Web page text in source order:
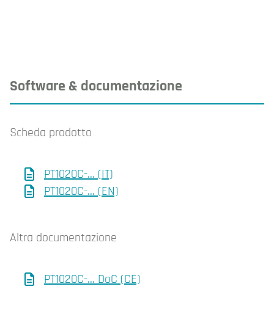
Software & documentazione
Scheda prodotto
PT1020C-... (IT)
PT1020C-... (EN)
Altra documentazione
PT1020C-... DoC (CE)